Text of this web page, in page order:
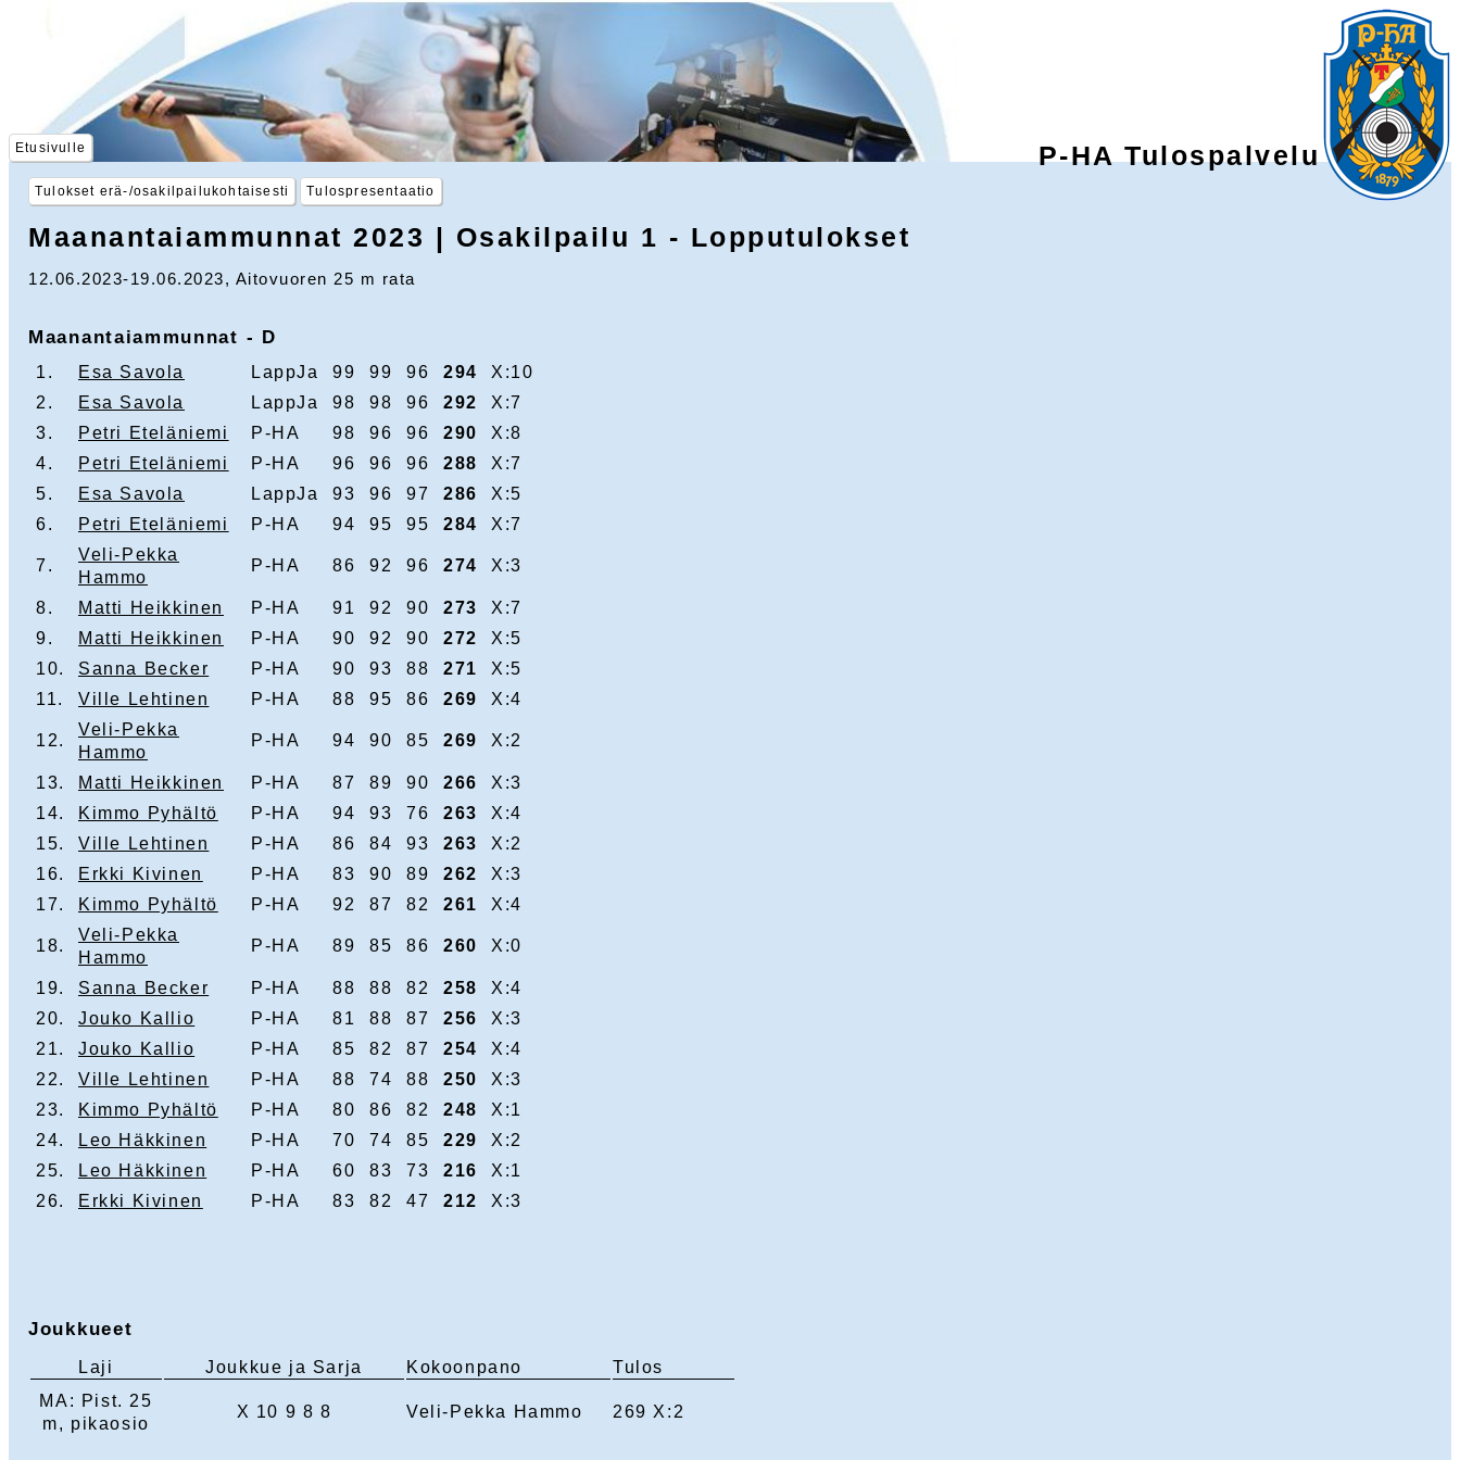
Etusivulle P-HA Tulospalvelu
Tulokset erä-/osakilpailukohtaisesti Tulospresentaatio
Maanantaiammunnat 2023 | Osakilpailu 1 - Lopputulokset
12.06.2023-19.06.2023, Aitovuoren 25 m rata
Maanantaiammunnat - D
1. Esa Savola LappJa 99 99 96 294
X:10
2.
Esa Savola LappJa 98 98 96 292
X:7
3.
Petri Eteläniemi P-HA 98 96 96 290
X:8
4.
Petri Eteläniemi P-HA 96 96 96 288
X:7
5.
Esa Savola LappJa 93 96 97 286
X:5
6.
Petri Eteläniemi P-HA 94 95 95 284 X:7
7.
Veli-Pekka
Hammo
P-HA 86 92 96 274 X:3
8. Matti Heikkinen P-HA 91 92 90 273
X:7
9.
Matti Heikkinen P-HA 90 92 90 272
X:5
10.
Sanna Becker P-HA 90 93 88 271
X:5
11.
Ville Lehtinen P-HA 88 95 86 269 X:4
12.
Veli-Pekka
Hammo
P-HA 94 90 85 269 X:2
13. Matti Heikkinen P-HA 87 89 90 266
X:3
14.
Kimmo Pyhältö P-HA 94 93 76 263
X:4
15.
Ville Lehtinen P-HA 86 84 93 263
X:2
16.
Erkki Kivinen P-HA 83 90 89 262
X:3
17.
Kimmo Pyhältö P-HA 92 87 82 261 X:4
18.
Veli-Pekka
Hammo
P-HA 89 85 86 260 X:0
19. Sanna Becker P-HA 88 88 82 258
X:4
20.
Jouko Kallio P-HA 81 88 87 256
X:3
21.
Jouko Kallio P-HA 85 82 87 254
X:4
22.
Ville Lehtinen P-HA 88 74 88 250
X:3
23.
Kimmo Pyhältö P-HA 80 86 82 248
X:1
24.
Leo Häkkinen P-HA 70 74 85 229
X:2
25.
Leo Häkkinen P-HA 60 83 73 216
X:1
26.
Erkki Kivinen P-HA 83 82 47 212 X:3
Joukkueet
Laji Joukkue ja Sarja Kokoonpano
Tulos
MA: Pist. 25
m, pikaosio
X 10 9 8 8 Veli-Pekka Hammo 269 X:2